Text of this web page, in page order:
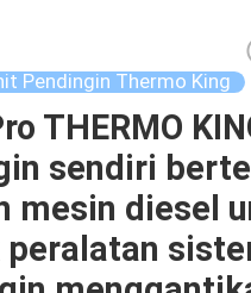
Pendingin Thermo King
THERMO
sendiri
mesin diesel